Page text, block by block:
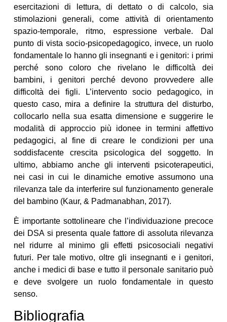
esercitazioni di lettura, di dettato o di calcolo, sia
stimolazioni generali, come attività di orientamento
spazio-temporale, ritmo, espressione verbale. Dal
punto di vista socio-psicopedagogico, invece, un ruolo
fondamentale lo hanno gli insegnanti e i genitori: i primi
perché sono coloro che rivelano le difficoltà dei
bambini, i genitori perché devono provvedere alle
difficoltà dei figli. L’intervento socio pedagogico, in
questo caso, mira a definire la struttura del disturbo,
collocarlo nella sua esatta dimensione e suggerire le
modalità di approccio più idonee in termini affettivo
pedagogici, al fine di creare le condizioni per una
soddisfacente crescita psicologica del soggetto. In
ultimo, abbiamo anche gli interventi psicoterapeutici,
nei casi in cui le dinamiche emotive assumono una
rilevanza tale da interferire sul funzionamento generale
del bambino (Kaur, & Padmanabhan, 2017).
È importante sottolineare che l’individuazione precoce
dei DSA si presenta quale fattore di assoluta rilevanza
nel ridurre al minimo gli effetti psicosociali negativi
futuri. Per tale motivo, oltre gli insegnanti e i genitori,
anche i medici di base e tutto il personale sanitario può
e deve svolgere un ruolo fondamentale in questo
senso.
Bibliografia